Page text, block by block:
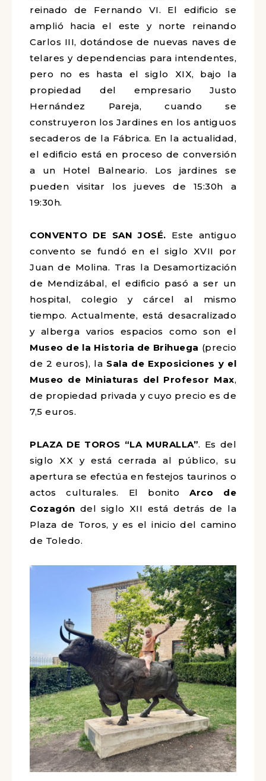
reinado de Fernando VI. El edificio se
amplió hacia el este y norte reinando
Carlos III, dotándose de nuevas naves de
telares y dependencias para intendentes,
pero no es hasta el siglo XIX, bajo la
propiedad del empresario Justo
Hernández Pareja, cuando se
construyeron los Jardines en los antiguos
secaderos de la Fábrica. En la actualidad,
el edificio está en proceso de conversión
a un Hotel Balneario. Los jardines se
pueden visitar los jueves de 15:30h a
19:30h.
CONVENTO DE SAN JOSÉ. Este antiguo
convento se fundó en el siglo XVII por
Juan de Molina. Tras la Desamortización
de Mendizábal, el edificio pasó a ser un
hospital, colegio y cárcel al mismo
tiempo. Actualmente, está desacralizado
y alberga varios espacios como son el
Museo de la Historia de Brihuega (precio
de 2 euros), la Sala de Exposiciones y el
Museo de Miniaturas del Profesor Max,
de propiedad privada y cuyo precio es de
7,5 euros.
PLAZA DE TOROS “LA MURALLA”. Es del
siglo XX y está cerrada al público, su
apertura se efectúa en festejos taurinos o
actos culturales. El bonitoArco de
Cozagón del siglo XII está detrás de la
Plaza de Toros, y es el inicio del camino
de Toledo.